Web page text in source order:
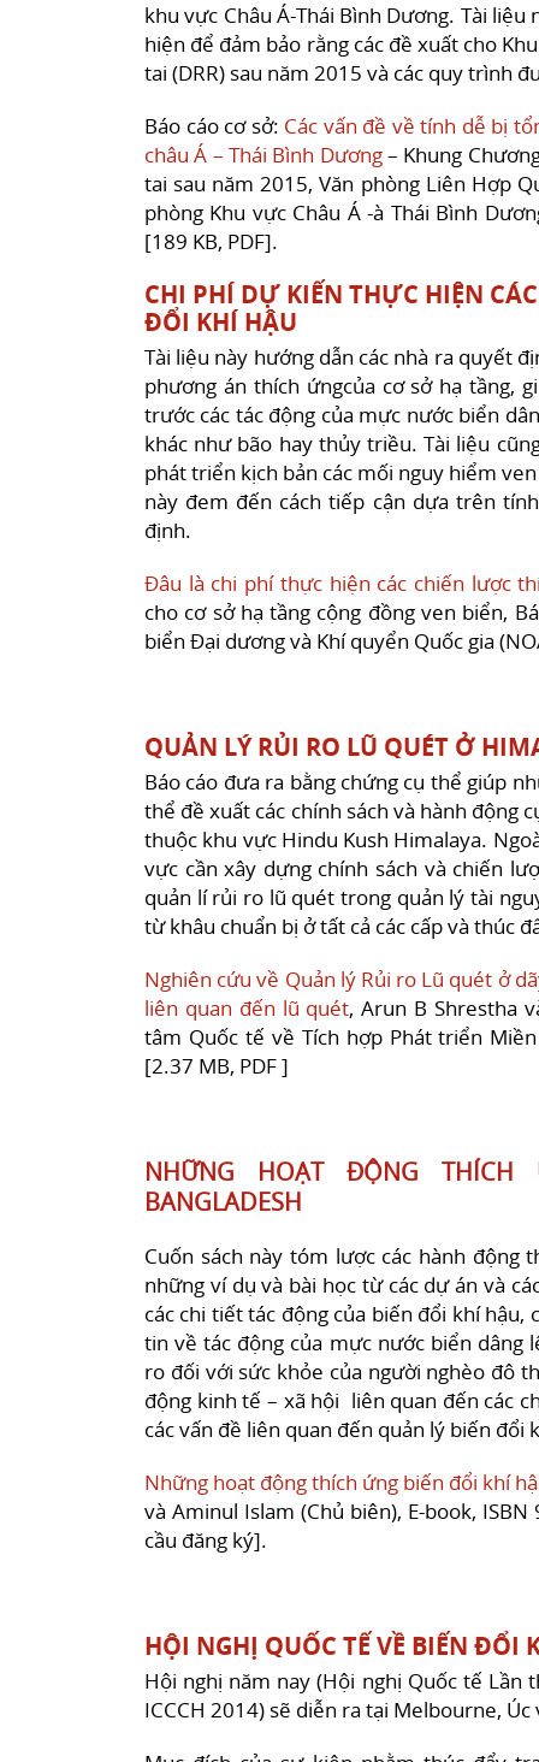
khu vực Châu Á-Thái Bình Dương. Tài
hiện để đảm bảo rằng các đề xuất cho
tai (DRR) sau năm 2015 và các quy trình
Báo cáo cơ sở: Các vấn đề về tính dễ bị
châu Á – Thái Bình Dương– Khung
tai sau năm 2015, Văn phòng Liên Hợp
phòng Khu vực Châu Á -à Thái Bình
[189 KB, PDF].
CHI PHÍ DỰ KIẾN THỰC HIỆN
ĐỔI KHÍ HẬU
Tài liệu này hướng dẫn các nhà ra quyết
phương án thích ứngcủa cơ sở hạ tầng,
trước các tác động của mực nước biển
khác như bão hay thủy triều. Tài liệu
phát triển kịch bản các mối nguy hiểm
này đem đến cách tiếp cận dựa trên
định.
Đâu là chi phí thực hiện các chiến lược
cho cơ sở hạ tầng cộng đồng ven biển,
biển Đại dương và Khí quyển Quốc gia
QUẢN LÝ RỦI RO LŨ QUÉT Ở
Báo cáo đưa ra bằng chứng cụ thể giúp
thể đề xuất các chính sách và hành động
thuộc khu vực Hindu Kush Himalaya.
vực cần xây dựng chính sách và chiến
quản lí rủi ro lũ quét trong quản lý tài
từ khâu chuẩn bị ở tất cả các cấp và thúc
Nghiên cứu về Quản lý Rủi ro Lũ quét ở
liên quan đến lũ quét, Arun B Shrestha
tâm Quốc tế về Tích hợp Phát triển
[2.37 MB, PDF ]
NHỮNG HOẠT ĐỘNG
BANGLADESH
Cuốn sách này tóm lược các hành động
những ví dụ và bài học từ các dự án và
các chi tiết tác động của biến đổi khí hậu,
tin về tác động của mực nước biển dâng
ro đối với sức khỏe của người nghèo đô
động kinh tế – xã hội liên quan đến các
các vấn đề liên quan đến quản lý biến đổi
Những hoạt động thích ứng biến đổi khí
và Aminul Islam (Chủ biên), E-book,
cầu đăng ký].
HỘI NGHỊ QUỐC TẾ VỀ BIẾN ĐỔI
Hội nghị năm nay (Hội nghị Quốc tế Lần
ICCCH 2014) sẽ diễn ra tại Melbourne,